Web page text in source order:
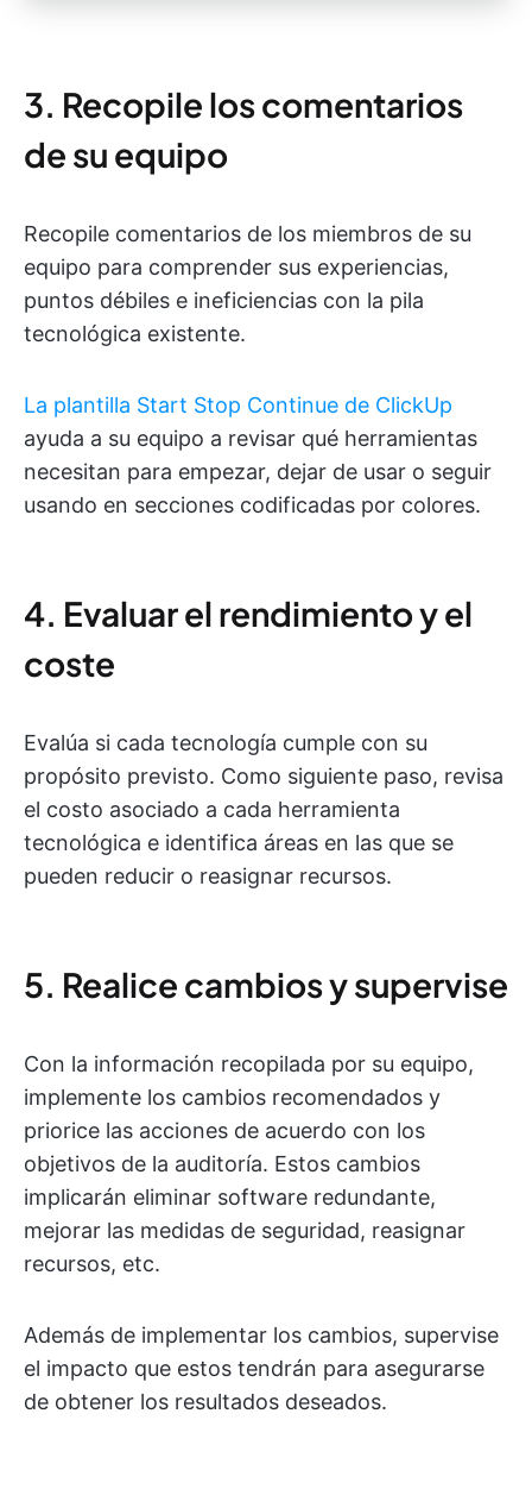
3. Recopile los comentarios
de su equipo
Recopile comentarios de los miembros de su
equipo para comprender sus experiencias,
puntos débiles e ineficiencias con la pila
tecnológica existente.
La plantilla Start Stop Continue de ClickUp
ayuda a su equipo a revisar qué herramientas
necesitan para empezar, dejar de usar o seguir
usando en secciones codificadas por colores.
4. Evaluar el rendimiento y el
coste
Evalúa si cada tecnología cumple con su
propósito previsto. Como siguiente paso, revisa
el costo asociado a cada herramienta
tecnológica e identifica áreas en las que se
pueden reducir o reasignar recursos.
5. Realice cambios y supervise
Con la información recopilada por su equipo,
implemente los cambios recomendados y
priorice las acciones de acuerdo con los
objetivos de la auditoría. Estos cambios
implicarán eliminar software redundante,
mejorar las medidas de seguridad, reasignar
recursos, etc.
Además de implementar los cambios, supervise
el impacto que estos tendrán para asegurarse
de obtener los resultados deseados.